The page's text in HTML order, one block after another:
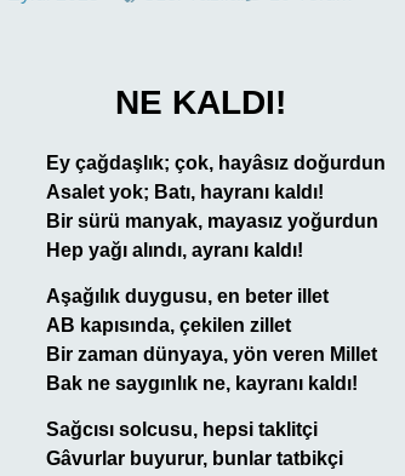
NE KALDI!
Ey çağdaşlık; çok, hayâsız doğurdun
Asalet yok; Batı, hayranı kaldı!
Bir sürü manyak, mayasız yoğurdun
Hep yağı alındı, ayranı kaldı!
Aşağılık duygusu, en beter illet
AB kapısında, çekilen zillet
Bir zaman dünyaya, yön veren Millet
Bak ne saygınlık ne, kayranı kaldı!
Sağcısı solcusu, hepsi taklitçi
Gâvurlar buyurur, bunlar tatbikçi